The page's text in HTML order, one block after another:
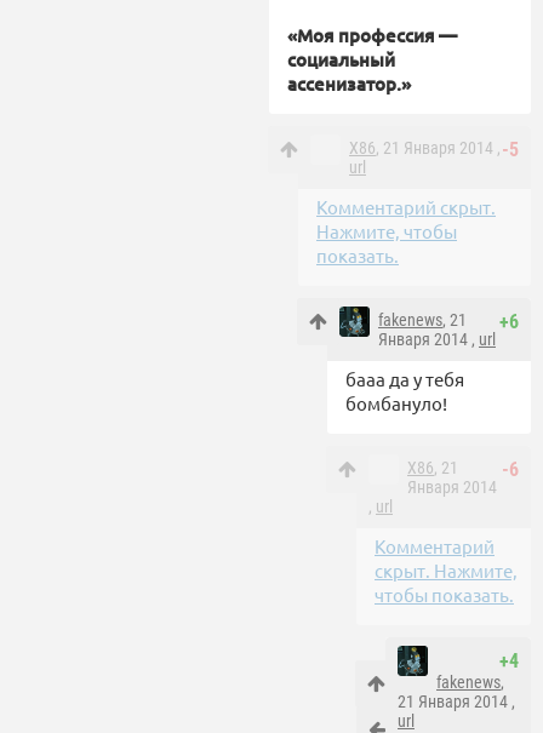
«Моя профессия —
социальный
ассенизатор.»
-5
X86, 21 Января 2014 ,
url
Комментарий скрыт.
Нажмите, чтобы
показать.
+6
fakenews, 21
Января 2014 , url
бааа да у тебя
бомбануло!
-6
X86, 21
Января 2014
, url
Комментарий
скрыт. Нажмите,
чтобы показать.
+4
fakenews,
21 Января 2014 ,
url